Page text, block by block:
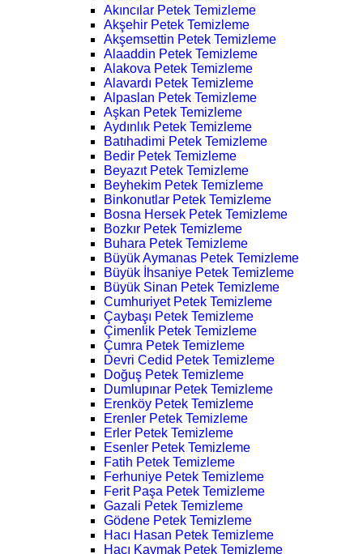
Akıncılar Petek Temizleme
Akşehir Petek Temizleme
Akşemsettin Petek Temizleme
Alaaddin Petek Temizleme
Alakova Petek Temizleme
Alavardı Petek Temizleme
Alpaslan Petek Temizleme
Aşkan Petek Temizleme
Aydınlık Petek Temizleme
Batıhadimi Petek Temizleme
Bedir Petek Temizleme
Beyazıt Petek Temizleme
Beyhekim Petek Temizleme
Binkonutlar Petek Temizleme
Bosna Hersek Petek Temizleme
Bozkır Petek Temizleme
Buhara Petek Temizleme
Büyük Aymanas Petek Temizleme
Büyük İhsaniye Petek Temizleme
Büyük Sinan Petek Temizleme
Cumhuriyet Petek Temizleme
Çaybaşı Petek Temizleme
Çimenlik Petek Temizleme
Çumra Petek Temizleme
Devri Cedid Petek Temizleme
Doğuş Petek Temizleme
Dumlupınar Petek Temizleme
Erenköy Petek Temizleme
Erenler Petek Temizleme
Erler Petek Temizleme
Esenler Petek Temizleme
Fatih Petek Temizleme
Ferhuniye Petek Temizleme
Ferit Paşa Petek Temizleme
Gazali Petek Temizleme
Gödene Petek Temizleme
Hacı Hasan Petek Temizleme
Hacı Kaymak Petek Temizleme